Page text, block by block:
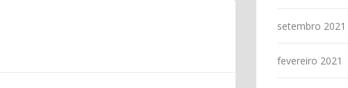
setembro 2021
fevereiro 2021